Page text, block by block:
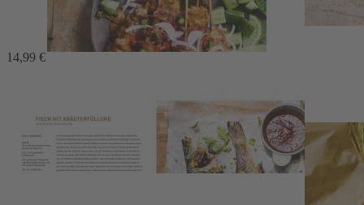
Leela Punyaratabandhu
60 asiatische Grillrezepte mit Wow-Effekt
*
14,99 €
Zur Wunschliste hinzufügen
Sofort lieferbar
60 asiatische Grillrezepte mit Wow-Effekt
Beschreibung
Authentische Grillrezepte aus Südostasien. Die preisgekrönte
Autorin weiß, wie »Asia BBQ« mit Fleisch, Fisch und Gemüse